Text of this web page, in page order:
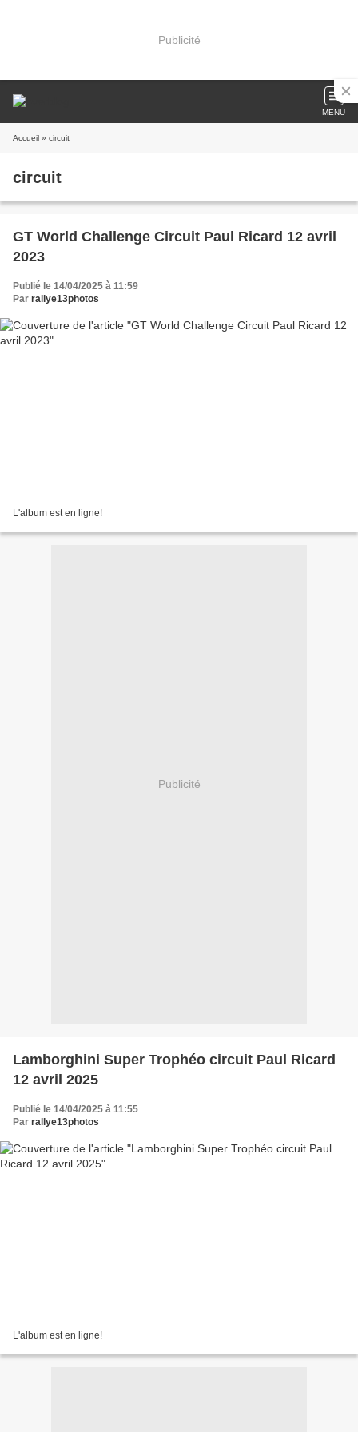
Publicité
MENU
Accueil » circuit
circuit
GT World Challenge Circuit Paul Ricard 12 avril
2023
Publié le 14/04/2025 à 11:59
Par rallye13photos
L'album est en ligne!
Publicité
Lamborghini Super Trophéo circuit Paul Ricard
12 avril 2025
Publié le 14/04/2025 à 11:55
Par rallye13photos
L'album est en ligne!